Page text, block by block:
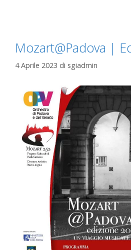
Mozart@Padova |
4 Aprile 2023 di sgiadmin